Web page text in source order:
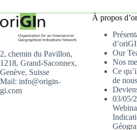
2, chemin du Pavillon,
1218, Grand-Saconnex,
Genève, Suisse
Mail: info@origin-
gi.com
À propos
Our
Nos
Ce
de nous
03/05/